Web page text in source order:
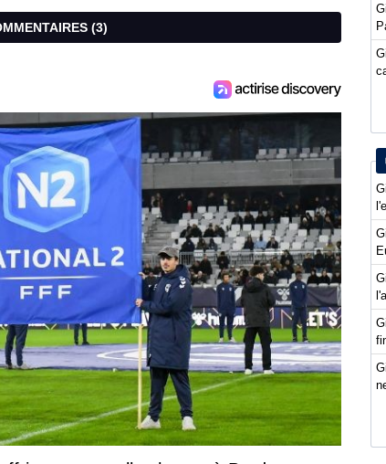
COMMENTAIRES (3)